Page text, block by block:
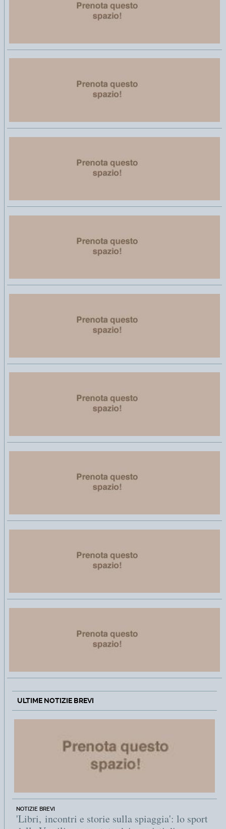
ULTIME NOTIZIE BREVI
NOTIZIE BREVI
'Libri, incontri e storie sulla spiaggia': lo sport